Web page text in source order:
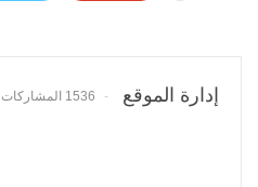
إدارة الموقع 1536 المشاركات